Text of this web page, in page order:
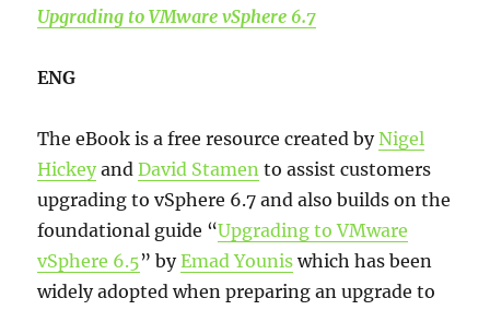
Upgrading to VMware vSphere 6.7
ENG
The eBook is a free resource created byNigel
Hickey andDavid Stamen to assist customers
upgrading to vSphere 6.7 and also builds on the
foundational guide “Upgrading to VMware
vSphere 6.5” byEmad Younis which has been
widely adopted when preparing an upgrade to